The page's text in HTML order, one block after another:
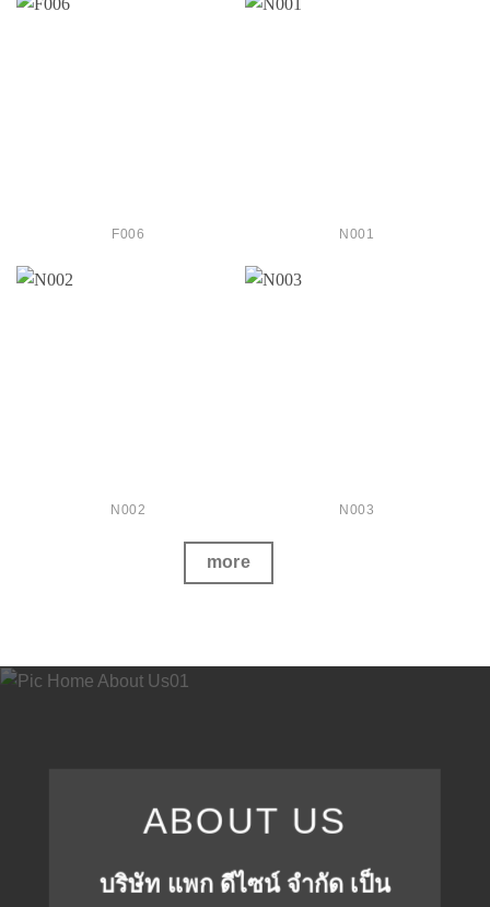
F006 N001
N002 N003
more
ABOUT US
บริษัท แพก ดีไซน์ จำกัด เป็น